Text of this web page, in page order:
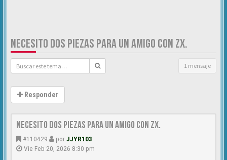
NECESITO DOS PIEZAS PARA UN AMIGO CON ZX.
1 mensaje
Responder
Necesito dos piezas para un amigo con ZX.
#110429 porJJYR103
Vie Feb 20, 2026 8:30 pm